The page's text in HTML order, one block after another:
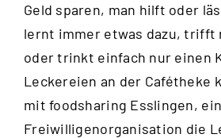
Geld sparen, man hilft oder
lernt immer etwas dazu, trifft
oder trinkt einfach nur einen
Leckereien an der Cafétheke
mit foodsharing Esslingen,
Freiwilligenorganisation die